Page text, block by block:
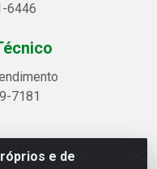
e de
6446
7181